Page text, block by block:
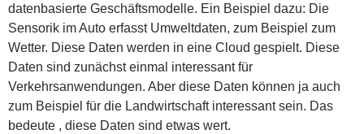
datenbasierte Geschäftsmodelle. Ein Beispiel dazu: Die
Sensorik im Auto erfasst Umweltdaten, zum Beispiel zum
Wetter. Diese Daten werden in eine Cloud gespielt. Diese
Daten sind zunächst einmal interessant für
Verkehrsanwendungen. Aber diese Daten können ja auch
zum Beispiel für die Landwirtschaft interessant sein. Das
bedeute , diese Daten sind etwas wert.